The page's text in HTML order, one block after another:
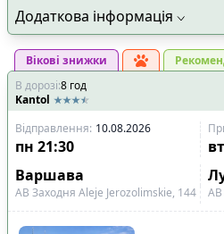
Додаткова інформація
Вікові знижки
В дорозі:8 год
Kantol
Відправлення: 10.08.2026
пн 21:30 вт
Варшава
АВ Заходня Aleje Jerozolimskie, 144 АВ